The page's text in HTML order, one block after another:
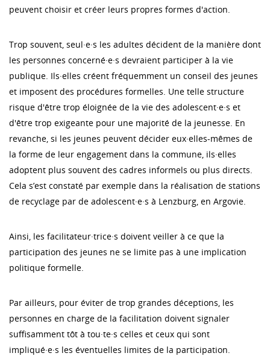
peuvent choisir et créer leurs propres formes d'action.
Trop souvent, seul·e·s les adultes décident de la manière dont
les personnes concerné·e·s devraient participer à la vie
publique. Ils·elles créent fréquemment un conseil des jeunes
et imposent des procédures formelles. Une telle structure
risque d'être trop éloignée de la vie des adolescent·e·s et
d'être trop exigeante pour une majorité de la jeunesse. En
revanche, si les jeunes peuvent décider eux·elles-mêmes de
la forme de leur engagement dans la commune, ils·elles
adoptent plus souvent des cadres informels ou plus directs.
Cela s’est constaté par exemple dans la réalisation de stations
de recyclage par de adolescent·e·s à Lenzburg, en Argovie.
Ainsi, les facilitateur·trice·s doivent veiller à ce que la
participation des jeunes ne se limite pas à une implication
politique formelle.
Par ailleurs, pour éviter de trop grandes déceptions, les
personnes en charge de la facilitation doivent signaler
suffisamment tôt à tou·te·s celles et ceux qui sont
impliqué·e·s les éventuelles limites de la participation.